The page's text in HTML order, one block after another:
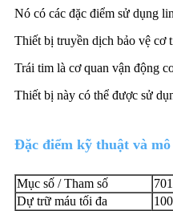
Nó có các đặc điểm sử dụng
Thiết bị truyền dịch bảo vệ cơ
Trái tim là cơ quan vận động
Thiết bị này có thể được sử
Đặc điểm kỹ thuật và
Mục số / Tham số
Dự trữ máu tối đa